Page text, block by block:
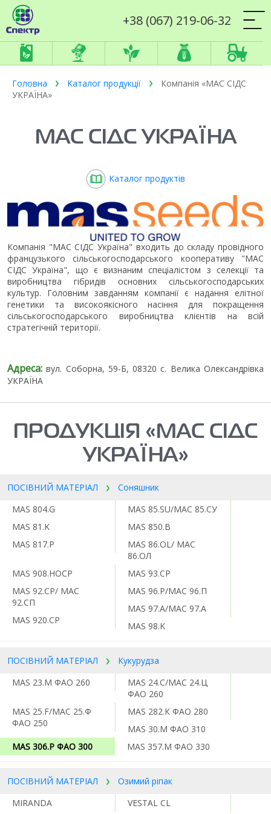
+38 (067) 219-06-32
Головна Каталог продукції
Компанія «МАС СІДС
УКРАЇНА»
МАС СІДС УКРАЇНА
Каталог продуктів
Компанія "МАС СІДС Україна" входить до складу провідного
французького сільськогосподарського кооперативу "МАС
СІДС Україна", що є визнаним спеціалістом з селекції та
виробництва гібридів основних сільськогосподарських
культур. Головним завданням компанії є надання елітної
генетики та високоякісного насіння для покращення
сільськогосподарського виробництва клієнтів на всій
стратегічній території.
Адреса: вул. Соборна, 59-Б, 08320 с. Велика Олександрівка
УКРАЇНА
ПРОДУКЦІЯ «МАС СІДС
УКРАЇНА»
ПОСІВНИЙ МАТЕРІАЛ
Соняшник
MAS 804.G
MAS 81.K
MAS 817.P
MAS 85.SU/МАС 85.СУ
MAS 850.B
MAS 86.OL/ МАС
86.ОЛ
MAS 908.HOCP
MAS 92.CP/ МАС
92.СП
MAS 920.CP
MAS 93.CP
MAS 96.Р/МАС 96.П
MAS 97.A/МАС 97.А
MAS 98.K
ПОСІВНИЙ МАТЕРІАЛ
Кукурудза
MAS 23.M ФАО 260
MAS 24.С/МАС 24.Ц
ФАО 260
MAS 25.F/МАС 25.Ф
ФАО 250
MAS 282.К ФАО 280
MAS 30.M ФАО 310
MAS 306.P ФАО 300
MAS 357.M ФАО 330
ПОСІВНИЙ МАТЕРІАЛ
Озимий ріпак
MIRANDA
VESTAL CL